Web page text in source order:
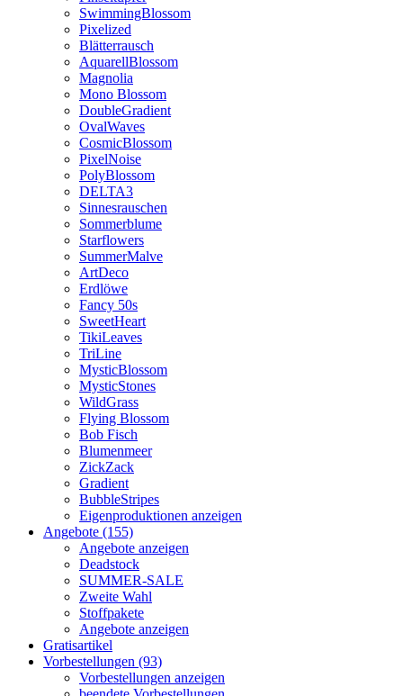
SwimmingBlossom
Pixelized
Blätterrausch
AquarellBlossom
Magnolia
Mono Blossom
DoubleGradient
OvalWaves
CosmicBlossom
PixelNoise
PolyBlossom
DELTA3
Sinnesrauschen
Sommerblume
Starflowers
SummerMalve
ArtDeco
Erdlöwe
Fancy 50s
SweetHeart
TikiLeaves
TriLine
MysticBlossom
MysticStones
WildGrass
Flying Blossom
Bob Fisch
Blumenmeer
ZickZack
Gradient
BubbleStripes
Eigenproduktionen anzeigen
Angebote (155)
Angebote anzeigen
Deadstock
SUMMER-SALE
Zweite Wahl
Stoffpakete
Angebote anzeigen
Gratisartikel
Vorbestellungen (93)
Vorbestellungen anzeigen